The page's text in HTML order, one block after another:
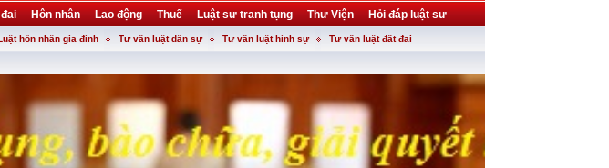
Hôn nhân Lao động Thuế Luật sư tranh tụng Thư Viện Hỏi đáp luật sư
hôn nhân gia đình Tư vấn luật dân sự Tư vấn luật hình sự Tư vấn luật đất đai